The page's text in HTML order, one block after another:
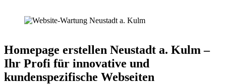
Homepage erstellen Neustadt a. Kulm –
Ihr Profi für innovative und
kundenspezifische Webseiten